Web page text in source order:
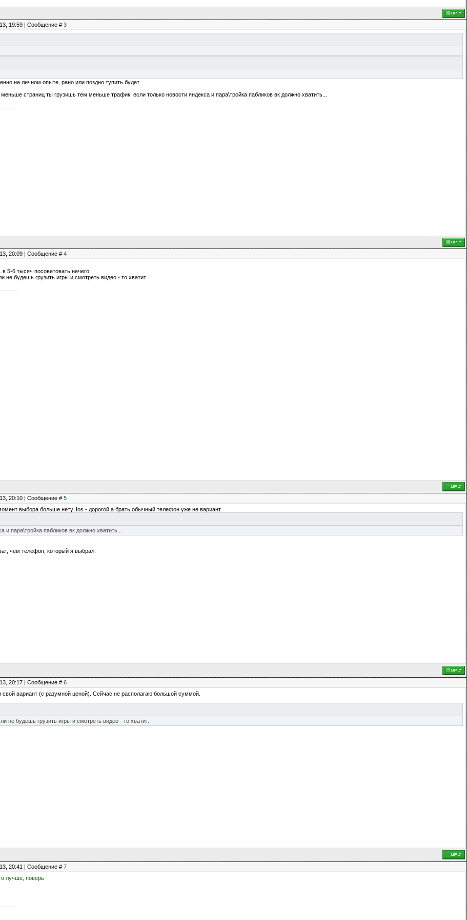
19:59 | Сообщение # 3
на личном опыте, рано или поздно тупить будет
страниц ты грузишь тем меньше трафик, если только новости яндекса и пара\тройка пабликов вк должно хватить...
20:09 | Сообщение # 4
5-6 тысяч посоветовать нечего
не будешь грузить игры и смотреть видео - то хватит.
20:10 | Сообщение # 5
выбора больше нету. Ios - дорогой,а брать обычный телефон уже не вариант.
и пара\тройка пабликов вк должно хватить...
чем телефон, который я выбрал.
20:17 | Сообщение # 6
свой вариант (с разумной ценой). Сейчас не располагаю большой суммой.
не будешь грузить игры и смотреть видео - то хватит.
20:41 | Сообщение # 7
лучше, поверь